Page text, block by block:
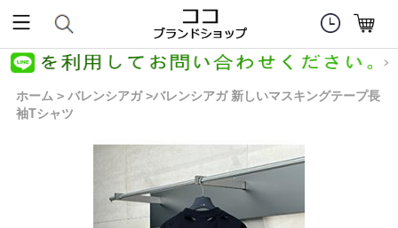
ホーム > バレンシアガ >バレンシアガ 新しいマスキングテープ長
袖Tシャツ